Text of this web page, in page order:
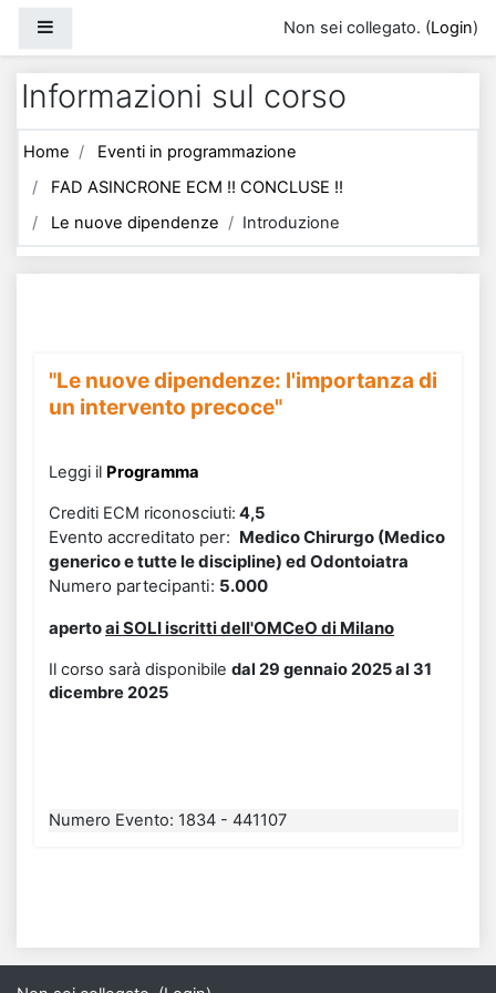
Non sei collegato. (Login)
Informazioni sul corso
Home
Eventi in programmazione
FAD ASINCRONE ECM !! CONCLUSE !!
Le nuove dipendenze
Introduzione
"Le nuove dipendenze: l'importanza di
un intervento precoce"
Leggi il Programma
Crediti ECM riconosciuti: 4,5
Evento accreditato per: Medico Chirurgo (Medico
generico e tutte le discipline) ed Odontoiatra
Numero partecipanti: 5.000
apertoaiSOLIiscritti dell'OMCeO di Milano
Il corso sarà disponibile dal 29 gennaio 2025 al 31
dicembre 2025
Numero Evento: 1834 - 441107